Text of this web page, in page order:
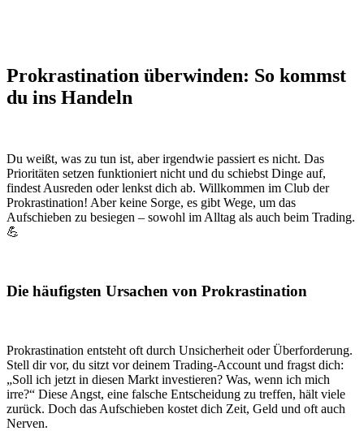
Prokrastination überwinden: So kommst
du ins Handeln
Du weißt, was zu tun ist, aber irgendwie passiert es nicht. Das
Prioritäten setzen funktioniert nicht und du schiebst Dinge auf,
findest Ausreden oder lenkst dich ab. Willkommen im Club der
Prokrastination! Aber keine Sorge, es gibt Wege, um das
Aufschieben zu besiegen – sowohl im Alltag als auch beim Trading.
💪
Die häufigsten Ursachen von Prokrastination
Prokrastination entsteht oft durch Unsicherheit oder Überforderung.
Stell dir vor, du sitzt vor deinem Trading-Account und fragst dich:
„Soll ich jetzt in diesen Markt investieren? Was, wenn ich mich
irre?“ Diese Angst, eine falsche Entscheidung zu treffen, hält viele
zurück. Doch das Aufschieben kostet dich Zeit, Geld und oft auch
Nerven.